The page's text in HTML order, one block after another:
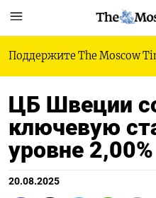
Поддержите The Moscow
ЦБ Швеции
ключевую
уровне 2,00%
20.08.2025